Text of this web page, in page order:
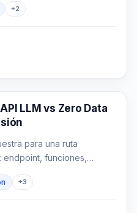
+2
LLM vs Zero Data
para una ruta
funciones,
+3